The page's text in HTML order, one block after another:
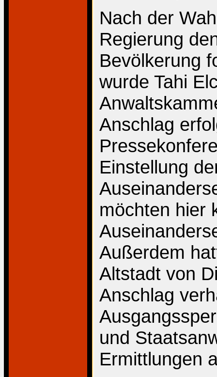
Nach der
Regierung
Bevölkerung
wurde Tahi
Anschlag
Einstellung
möchten hier
Außerdem
Altstadt von
Anschlag
und
Ermittlungen